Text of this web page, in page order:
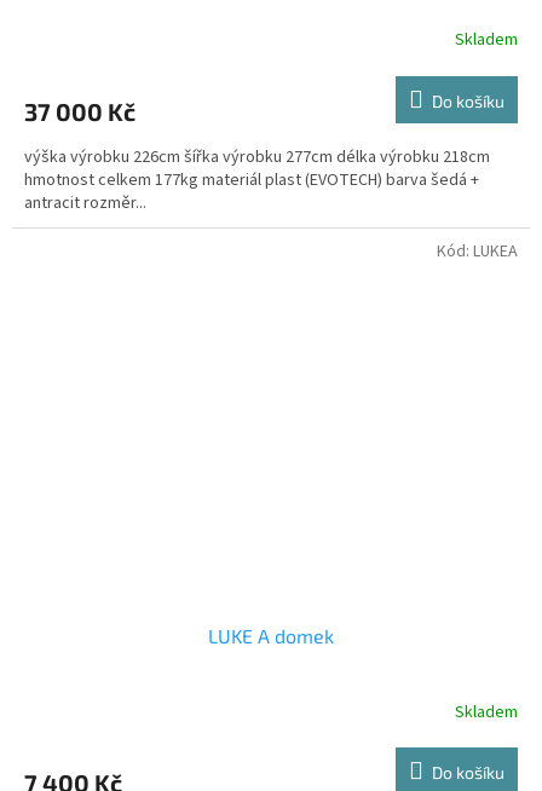
Skladem
37 000 Kč Do košíku
výška výrobku 226cm šířka výrobku 277cm délka výrobku 218cm
hmotnost celkem 177kg materiál plast (EVOTECH) barva šedá +
antracit rozměr...
LUKE A domek
Skladem
7 400 Kč Do košíku
Kód: LUKEA